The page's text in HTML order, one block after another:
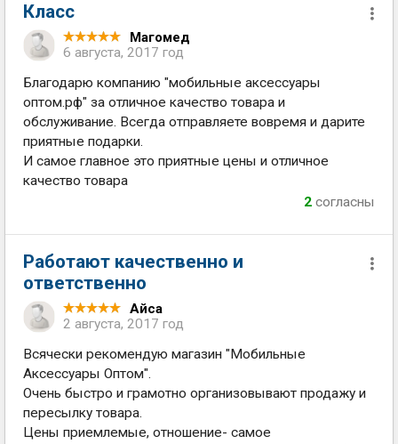
Класс
Магомед
6 августа, 2017 год
Благодарю компанию "мобильные аксессуары
оптом.рф" за отличное качество товара и
обслуживание. Всегда отправляете вовремя и дарите
приятные подарки.
И самое главное это приятные цены и отличное
качество товара
2 согласны
Работают качественно и
ответственно
Айса
2 августа, 2017 год
Всячески рекомендую магазин "Мобильные
Аксессуары Оптом".
Очень быстро и грамотно организовывают продажу и
пересылку товара.
Цены приемлемые, отношение- самое